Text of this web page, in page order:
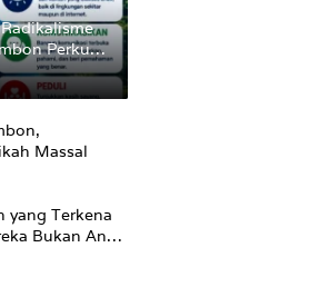
Perkuat
Massal
yang Terkena
Bukan Anak